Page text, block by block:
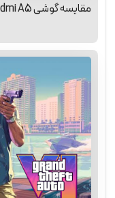
مقایسه گوشی Redmi A5 با ردمی 15C؛ کدام را بخریم؟